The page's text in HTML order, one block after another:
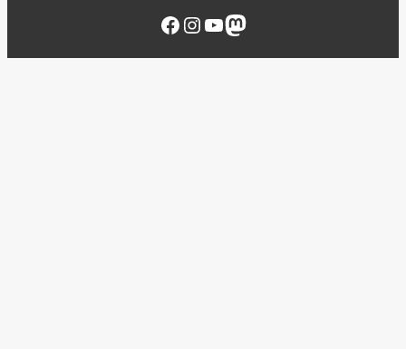
Facebook InstagramYouTube Mastodon